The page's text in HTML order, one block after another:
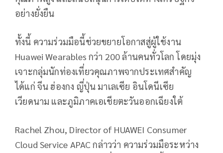
อย่างยั่งยืน
ทั้งนี้ ความร่วมมือนี้ช่วยขยายโอกาสสู่ผู้ใช้งาน
Huawei Wearables กว่า 200 ล้านคนทั่วโลก โดยมุ่ง
เจาะกลุ่มนักท่องเที่ยวคุณภาพจากประเทศสำคัญ
ได้แก่ จีน ฮ่องกง ญี่ปุ่น มาเลเซีย อินโดนีเซีย
เวียดนาม และภูมิภาคเอเชียตะวันออกเฉียงใต้
Rachel Zhou, Director of HUAWEI Consumer
Cloud Service APAC กล่าวว่า ความร่วมมือระหว่าง